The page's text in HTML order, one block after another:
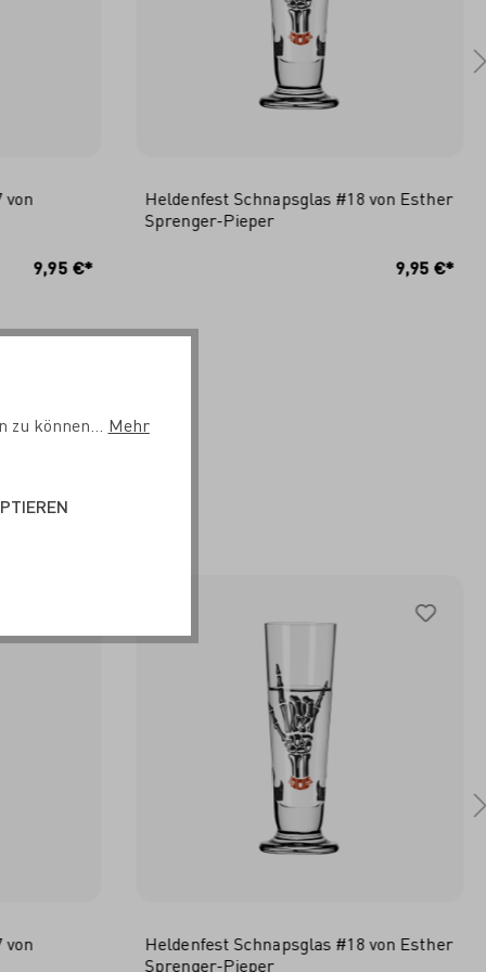
von
9,95 €*
Heldenfest Schnapsglas #18 von Esther
Sprenger-Pieper
9,95 €*
von
Heldenfest Schnapsglas #18 von Esther
Sprenger-Pieper
können... Mehr